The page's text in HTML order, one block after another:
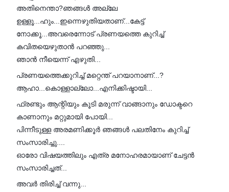
അതിനെന്താ?ഞങ്ങൾ അല്ലേ
ഉള്ളൂ...ഹും...ഇന്നെഴുതിയതാണ്...കേട്ട്
നോക്കൂ...അവരെന്നോട് പ്രണയത്തെ കുറിച്ച്
കവിതയെഴുതാൻ പറഞ്ഞു...
ഞാൻ നീയെന്ന് എഴുതി...
പ്രണയത്തെക്കുറിച്ച് മറ്റെന്ത് പറയാനാണ്...?
ആഹാ...കൊള്ളാല്ലോ...എനിക്കിഷ്ടായി...
ഫ്രണ്ടും ആന്റിയും കൂടി മരുന്ന് വാങ്ങാനും ഡോക്ടറെ
കാണാനും മറ്റുമായി പോയി...
പിന്നീടുള്ള അരമണിക്കൂർ ഞങ്ങൾ പലതിനേം കുറിച്ച്
സംസാരിച്ചു....
ഓരോ വിഷയത്തിലും എത്ര മനോഹരമായാണ് ചേട്ടൻ
സംസാരിച്ചത്...
അവർ തിരിച്ച് വന്നു...